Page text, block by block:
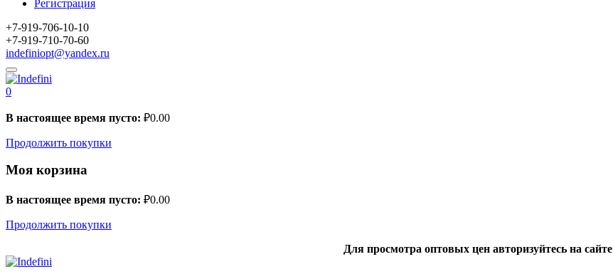
Регистрация
+7-919-706-10-10
+7-919-710-70-60
indefiniopt@yandex.ru
0
В настоящее время пусто: ₽0.00
Продолжить покупки
Моя корзина
В настоящее время пусто: ₽0.00
Продолжить покупки
Для просмотра оптовых цен авторизуйтесь на сайте